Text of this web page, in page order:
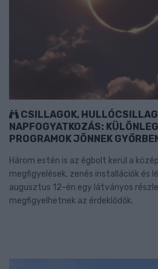
CSILLAGOK,
NAPFOGYATKOZÁS:
PROGRAMOK JÖNNEK
Három estén is az égbolt kerül a
megfigyelések, zenés installációk és
augusztus 12-én egy látványos
megfigyelhetnek az érdeklődők.